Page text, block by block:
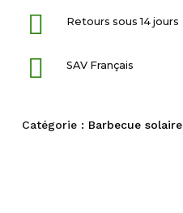
Retours sous 14 jours
SAV Français
Catégorie : Barbecue solaire